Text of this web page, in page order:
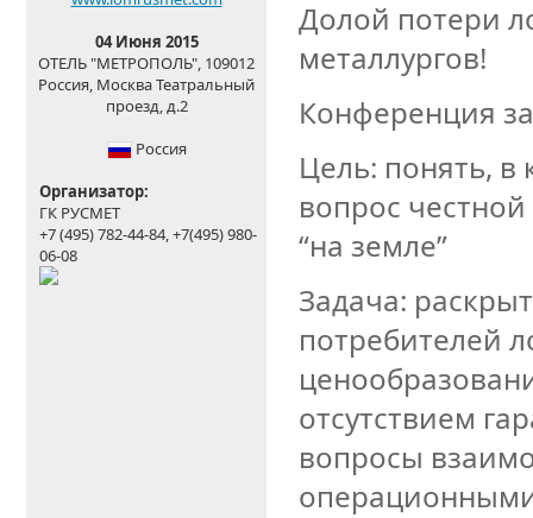
04 Июня 2015
ОТЕЛЬ "МЕТРОПОЛЬ", 109012
Россия, Москва Театральный
проезд, д.2
Россия
Организатор:
ГК РУСМЕТ
+7 (495) 782-44-84, +7(495) 980-
06-08
Долой потери
металлургов!
Конференция
Цель: понять, в
вопрос
“на земле”
Задача:
потребителей
отсутствием
вопросы